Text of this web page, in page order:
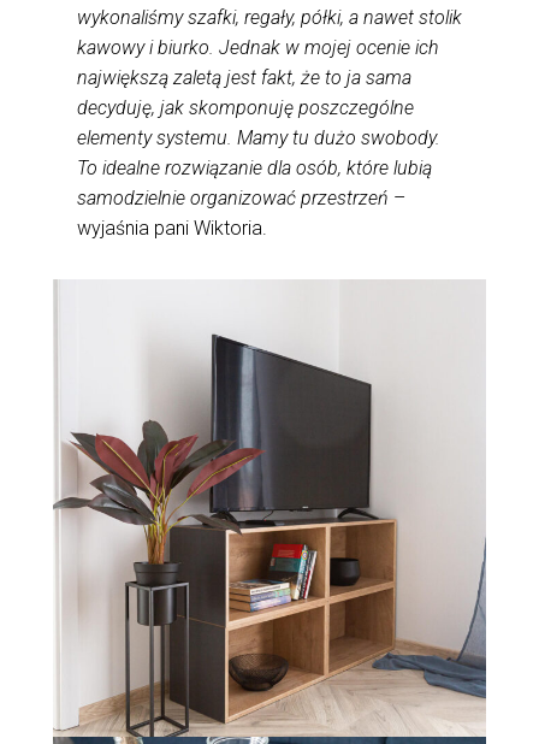
wykonaliśmy szafki, regały, półki, a nawet stolik
kawowy i biurko. Jednak w mojej ocenie ich
największą zaletą jest fakt, że to ja sama
decyduję, jak skomponuję poszczególne
elementy systemu. Mamy tu dużo swobody.
To idealne rozwiązanie dla osób, które lubią
samodzielnie organizować przestrzeń –
wyjaśnia pani Wiktoria.